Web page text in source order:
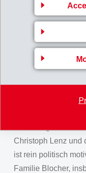
EMS-CHEMIE
Netzes von
es sich dabei um
tätigen
Schweizerfranken
Christoph Lenz und
ist rein politisch
Familie Blocher,